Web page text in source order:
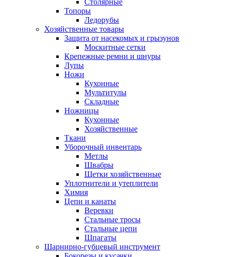
Столярные
Топоры
Ледорубы
Хозяйственные товары
Защита от насекомых и грызунов
Москитные сетки
Крепежные ремни и шнуры
Лупы
Ножи
Кухонные
Мультитулы
Складные
Ножницы
Кухонные
Хозяйственные
Ткани
Уборочный инвентарь
Метлы
Швабры
Щетки хозяйственные
Уплотнители и утеплители
Химия
Цепи и канаты
Веревки
Стальные тросы
Стальные цепи
Шпагаты
Шарнирно-губцевый инструмент